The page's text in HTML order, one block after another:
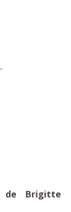
de Brigitte